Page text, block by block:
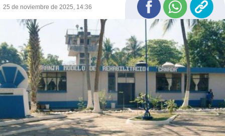
25 de noviembre de 2025, 14:36